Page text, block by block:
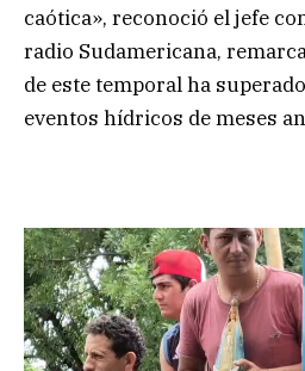
caótica», reconoció el jefe
radio Sudamericana,
de este temporal ha
eventos hídricos de meses